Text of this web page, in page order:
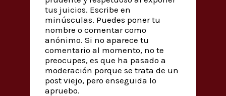
tus juicios. Escribe en
minúsculas. Puedes poner tu
nombre o comentar como
anónimo. Si no aparece tu
comentario al momento, no te
preocupes, es que ha pasado a
moderación porque se trata de un
post viejo, pero enseguida lo
apruebo.